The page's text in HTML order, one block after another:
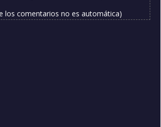
los comentarios no es automática)